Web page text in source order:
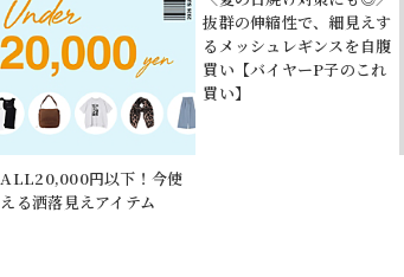
ALL20,000円以下！今使
える洒落見えアイテム